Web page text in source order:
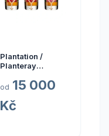
Plantation /
Planteray
Sada Single
Cellar 2024
od 15 000
Kč